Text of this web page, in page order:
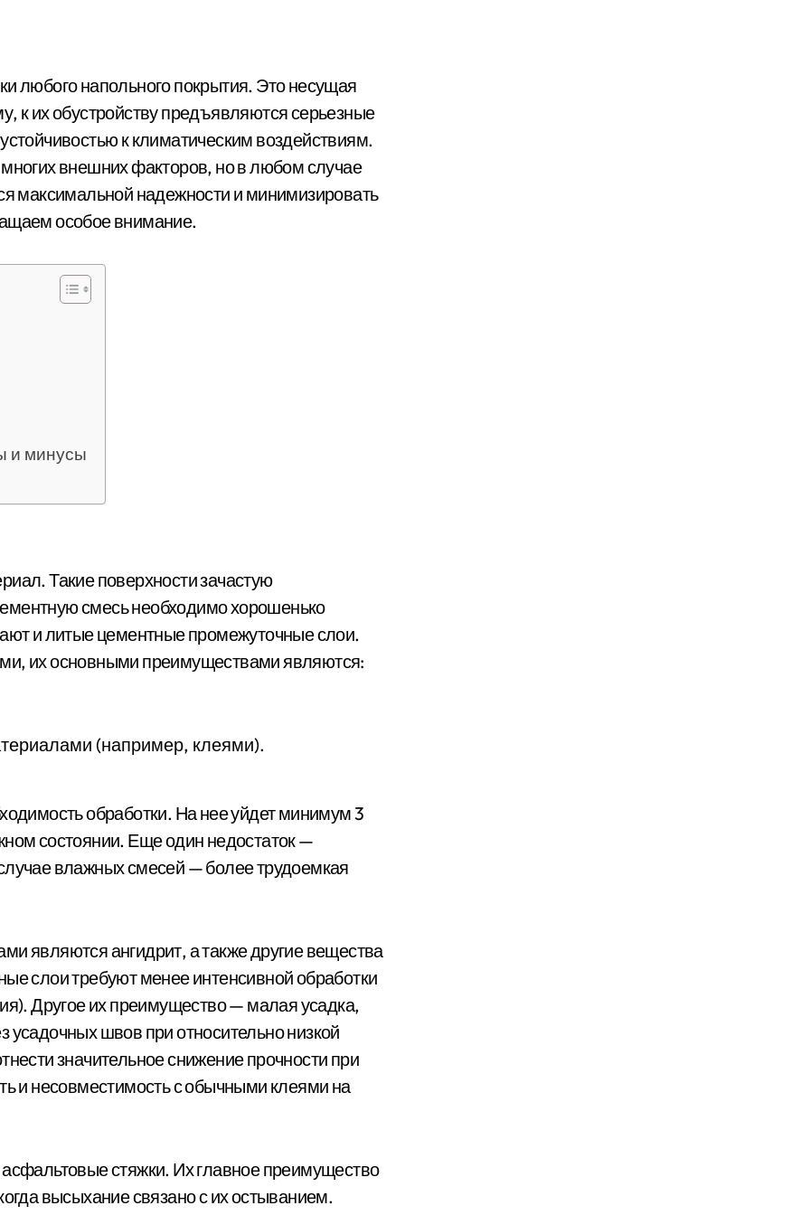
любого напольного покрытия. Это несущая
к их обустройству предъявляются серьезные
к климатическим воздействиям.
внешних факторов, но в любом случае
максимальной надежности и минимизировать
особое внимание.
и минусы
Такие поверхности зачастую
смесь необходимо хорошенько
и литые цементные промежуточные слои.
их основными преимуществами являются:
(например, клеями).
обработки. На нее уйдет минимум 3
состоянии. Еще один недостаток —
влажных смесей — более трудоемкая
являются ангидрит, а также другие вещества
слои требуют менее интенсивной обработки
Другое их преимущество — малая усадка,
швов при относительно низкой
значительное снижение прочности при
и несовместимость с обычными клеями на
стяжки. Их главное преимущество
высыхание связано с их остыванием.